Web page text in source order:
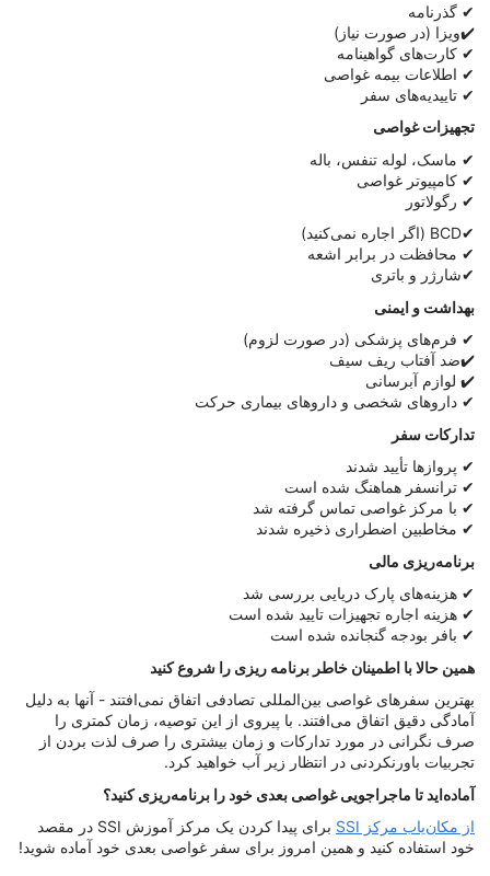
✔ گذرنامه
✔️ویزا (در صورت نیاز)
✔ کارت‌های گواهینامه
✔ اطلاعات بیمه غواصی
✔ تاییدیه‌های سفر
تجهیزات غواصی
✔ ماسک، لوله تنفس، باله
✔ کامپیوتر غواصی
✔ رگولاتور
✔BCD (اگر اجاره نمی‌کنید)
✔ محافظت در برابر اشعه
✔شارژر و باتری
بهداشت و ایمنی
✔ فرم‌های پزشکی (در صورت لزوم)
✔️ضد آفتاب ریف سیف
✔️ لوازم آبرسانی
✔ داروهای شخصی و داروهای بیماری حرکت
تدارکات سفر
✔ پروازها تأیید شدند
✔ ترانسفر هماهنگ شده است
✔ با مرکز غواصی تماس گرفته شد
✔ مخاطبین اضطراری ذخیره شدند
برنامه‌ریزی مالی
✔ هزینه‌های پارک دریایی بررسی شد
✔ هزینه اجاره تجهیزات تایید شده است
✔ بافر بودجه گنجانده شده است
همین حالا با اطمینان خاطر برنامه ریزی را شروع کنید
بهترین سفرهای غواصی بین‌المللی تصادفی اتفاق نمی‌افتند - آنها به دلیل
آمادگی دقیق اتفاق می‌افتند. با پیروی از این توصیه، زمان کمتری را
صرف نگرانی در مورد تدارکات و زمان بیشتری را صرف لذت بردن از
تجربیات باورنکردنی در انتظار زیر آب خواهید کرد.
آماده‌اید تا ماجراجویی غواصی بعدی خود را برنامه‌ریزی کنید؟
از مکان‌یاب مرکز SSI
برای پیدا کردن یک مرکز آموزش SSI در مقصد
خود استفاده کنید و همین امروز برای سفر غواصی بعدی خود آماده شوید!